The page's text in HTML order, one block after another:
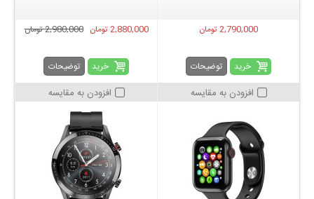
2,790,000 تومان
خرید توضیحات
افزودن به مقایسه
2,880,000 تومان 2,980,000 تومان
خرید توضیحات
افزودن به مقایسه